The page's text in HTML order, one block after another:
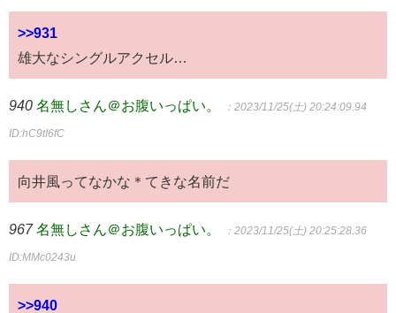
>>931
雄大なシングルアクセル…
940 名無しさん＠お腹いっぱい。 ：2023/11/25(土) 20:24:09.94
ID:hC9tI6fC
向井風ってなかな＊てきな名前だ
967 名無しさん＠お腹いっぱい。 ：2023/11/25(土) 20:25:28.36
ID:MMc0243u
>>940